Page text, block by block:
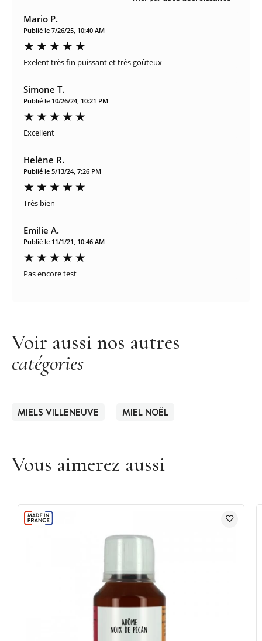
Mario P.
Publié le 7/26/25, 10:40 AM
Exelent très fin puissant et très goûteux
Simone T.
Publié le 10/26/24, 10:21 PM
Excellent
Helène R.
Publié le 5/13/24, 7:26 PM
Très bien
Emilie A.
Publié le 11/1/21, 10:46 AM
Pas encore test
Voir aussi nos autres
catégories
MIELS VILLENEUVE MIEL NOËL
Vous aimerez aussi